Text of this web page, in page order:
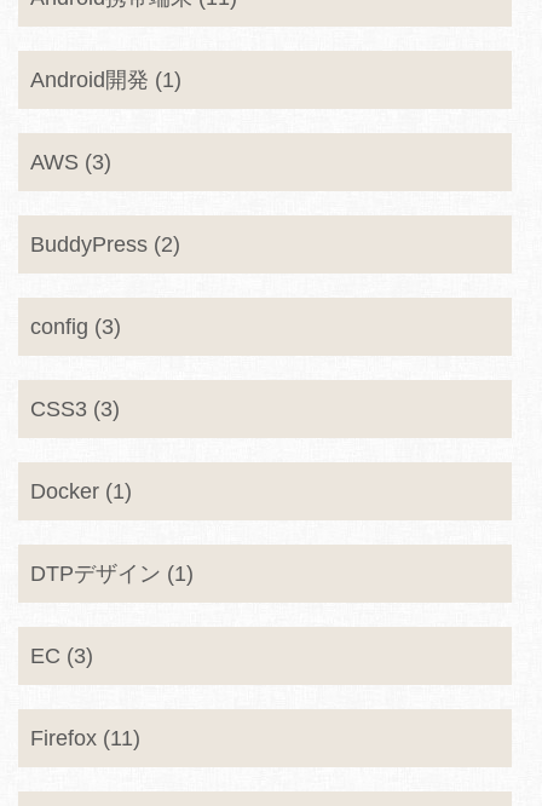
Android開発 (1)
AWS (3)
BuddyPress (2)
config (3)
CSS3 (3)
Docker (1)
DTPデザイン (1)
EC (3)
Firefox (11)